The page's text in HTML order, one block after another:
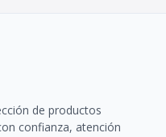
de productos
confianza, atención